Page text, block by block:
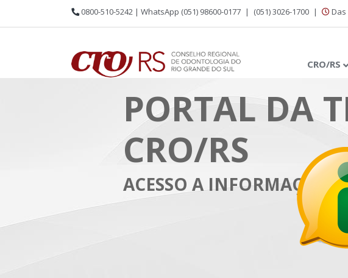
0800-510-5242 | WhatsApp (051) 98600-0177 | (051) 3026-1700 | Das
CRO/RS
PORTAL DA
CRO/RS
ACESSO A INFORMAÇÃO